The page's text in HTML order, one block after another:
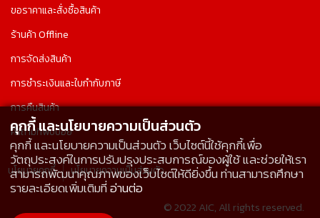
ขอราคาและสั่งซื้อสินค้า
ร้านค้า Offline
การจัดส่งสินค้า
การชำระเงินและใบกำกับภาษี
การคืนสินค้า
คำถามที่พบบ่อย
นโยบายคุกกี้ นโยบายความเป็นส่วนตัว
© 2022 AIC, All rights reserved.
คุกกี้ และนโยบายความเป็นส่วนตัว
คุกกี้ และนโยบายความเป็นส่วนตัว เว็บไซต์นี้ใช้คุกกี้เพื่อ
วัตถุประสงค์ในการปรับปรุงประสบการณ์ของผู้ใช้ และช่วยให้เรา
สามารถพัฒนาคุณภาพของเว็บไซต์ให้ดียิ่งขึ้น ท่านสามารถศึกษา
รายละเอียดเพิ่มเติมที่อ่านต่อ